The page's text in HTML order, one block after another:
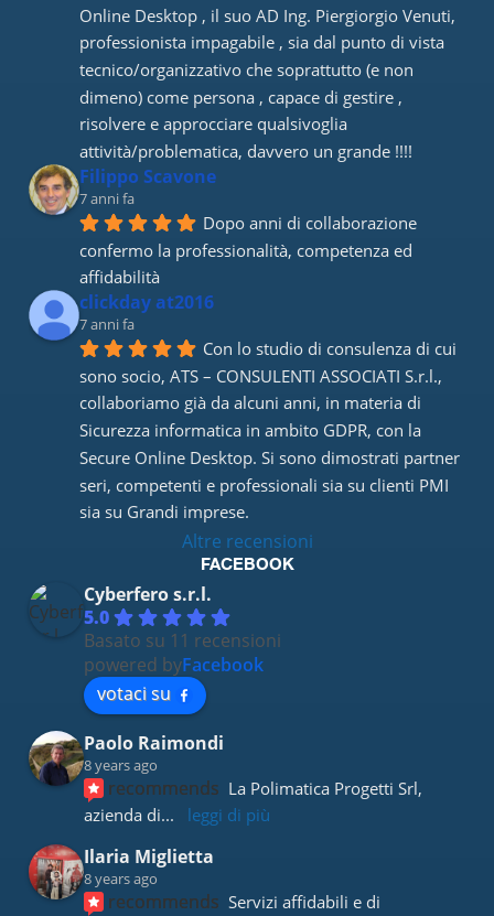
Online Desktop , il suo AD Ing. Piergiorgio Venuti,
professionista impagabile , sia dal punto di vista
tecnico/organizzativo che soprattutto (e non
dimeno) come persona , capace di gestire ,
risolvere e approcciare qualsivoglia
attività/problematica, davvero un grande !!!!
Filippo Scavone
7 anni fa
Dopo anni di collaborazione
confermo la professionalità, competenza ed
affidabilità
clickday at2016
7 anni fa
Con lo studio di consulenza di cui
sono socio, ATS – CONSULENTI ASSOCIATI S.r.l.,
collaboriamo già da alcuni anni, in materia di
Sicurezza informatica in ambito GDPR, con la
Secure Online Desktop. Si sono dimostrati partner
seri, competenti e professionali sia su clienti PMI
sia su Grandi imprese.
Altre recensioni
FACEBOOK
Cyberfero s.r.l.
5.0
Basato su 11 recensioni
powered byFacebook
votaci su
Paolo Raimondi
8 years ago
recommends La Polimatica Progetti Srl,
azienda di... leggi di più
Ilaria Miglietta
8 years ago
recommends Servizi affidabili e di